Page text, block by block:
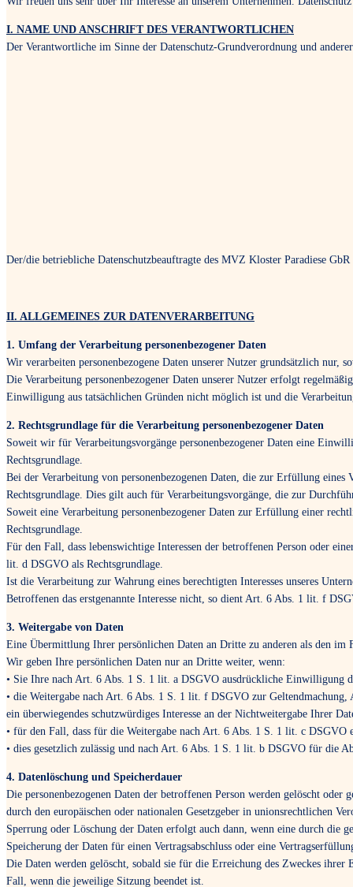
I. NAME UND ANSCHRIFT DES VERANTWORTLICHEN
Der Verantwortliche im Sinne der Datenschutz-Grundverordnung und
Der/die betriebliche Datenschutzbeauftragte des MVZ Kloster Paradiese
II. ALLGEMEINES ZUR DATENVERARBEITUNG
1. Umfang der Verarbeitung personenbezogener Daten
Wir verarbeiten personenbezogene Daten unserer Nutzer grundsätzlich
Die Verarbeitung personenbezogener Daten unserer Nutzer erfolgt
Einwilligung aus tatsächlichen Gründen nicht möglich ist und die
2. Rechtsgrundlage für die Verarbeitung personenbezogener Daten
Soweit wir für Verarbeitungsvorgänge personenbezogener Daten eine
Rechtsgrundlage.
Bei der Verarbeitung von personenbezogenen Daten, die zur Erfüllung
Rechtsgrundlage. Dies gilt auch für Verarbeitungsvorgänge, die zur
Soweit eine Verarbeitung personenbezogener Daten zur Erfüllung einer
Rechtsgrundlage.
Für den Fall, dass lebenswichtige Interessen der betroffenen Person oder
lit. d DSGVO als Rechtsgrundlage.
Ist die Verarbeitung zur Wahrung eines berechtigten Interesses unseres
Betroffenen das erstgenannte Interesse nicht, so dient Art. 6 Abs. 1 lit. f
3. Weitergabe von Daten
Eine Übermittlung Ihrer persönlichen Daten an Dritte zu anderen als den
Wir geben Ihre persönlichen Daten nur an Dritte weiter, wenn:
• Sie Ihre nach Art. 6 Abs. 1 S. 1 lit. a DSGVO ausdrückliche Einwilligung
• die Weitergabe nach Art. 6 Abs. 1 S. 1 lit. f DSGVO zur Geltendmachung,
ein überwiegendes schutzwürdiges Interesse an der Nichtweitergabe Ihrer
• für den Fall, dass für die Weitergabe nach Art. 6 Abs. 1 S. 1 lit. c DSGVO
• dies gesetzlich zulässig und nach Art. 6 Abs. 1 S. 1 lit. b DSGVO für die
4. Datenlöschung und Speicherdauer
Die personenbezogenen Daten der betroffenen Person werden gelöscht
durch den europäischen oder nationalen Gesetzgeber in unionsrechtlichen
Sperrung oder Löschung der Daten erfolgt auch dann, wenn eine durch die
Speicherung der Daten für einen Vertragsabschluss oder eine
Die Daten werden gelöscht, sobald sie für die Erreichung des Zweckes
Fall, wenn die jeweilige Sitzung beendet ist.